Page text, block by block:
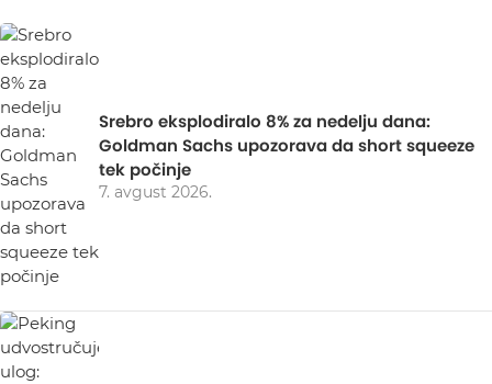
Srebro eksplodiralo 8% za nedelju dana:
Goldman Sachs upozorava da short squeeze
tek počinje
7. avgust 2026.